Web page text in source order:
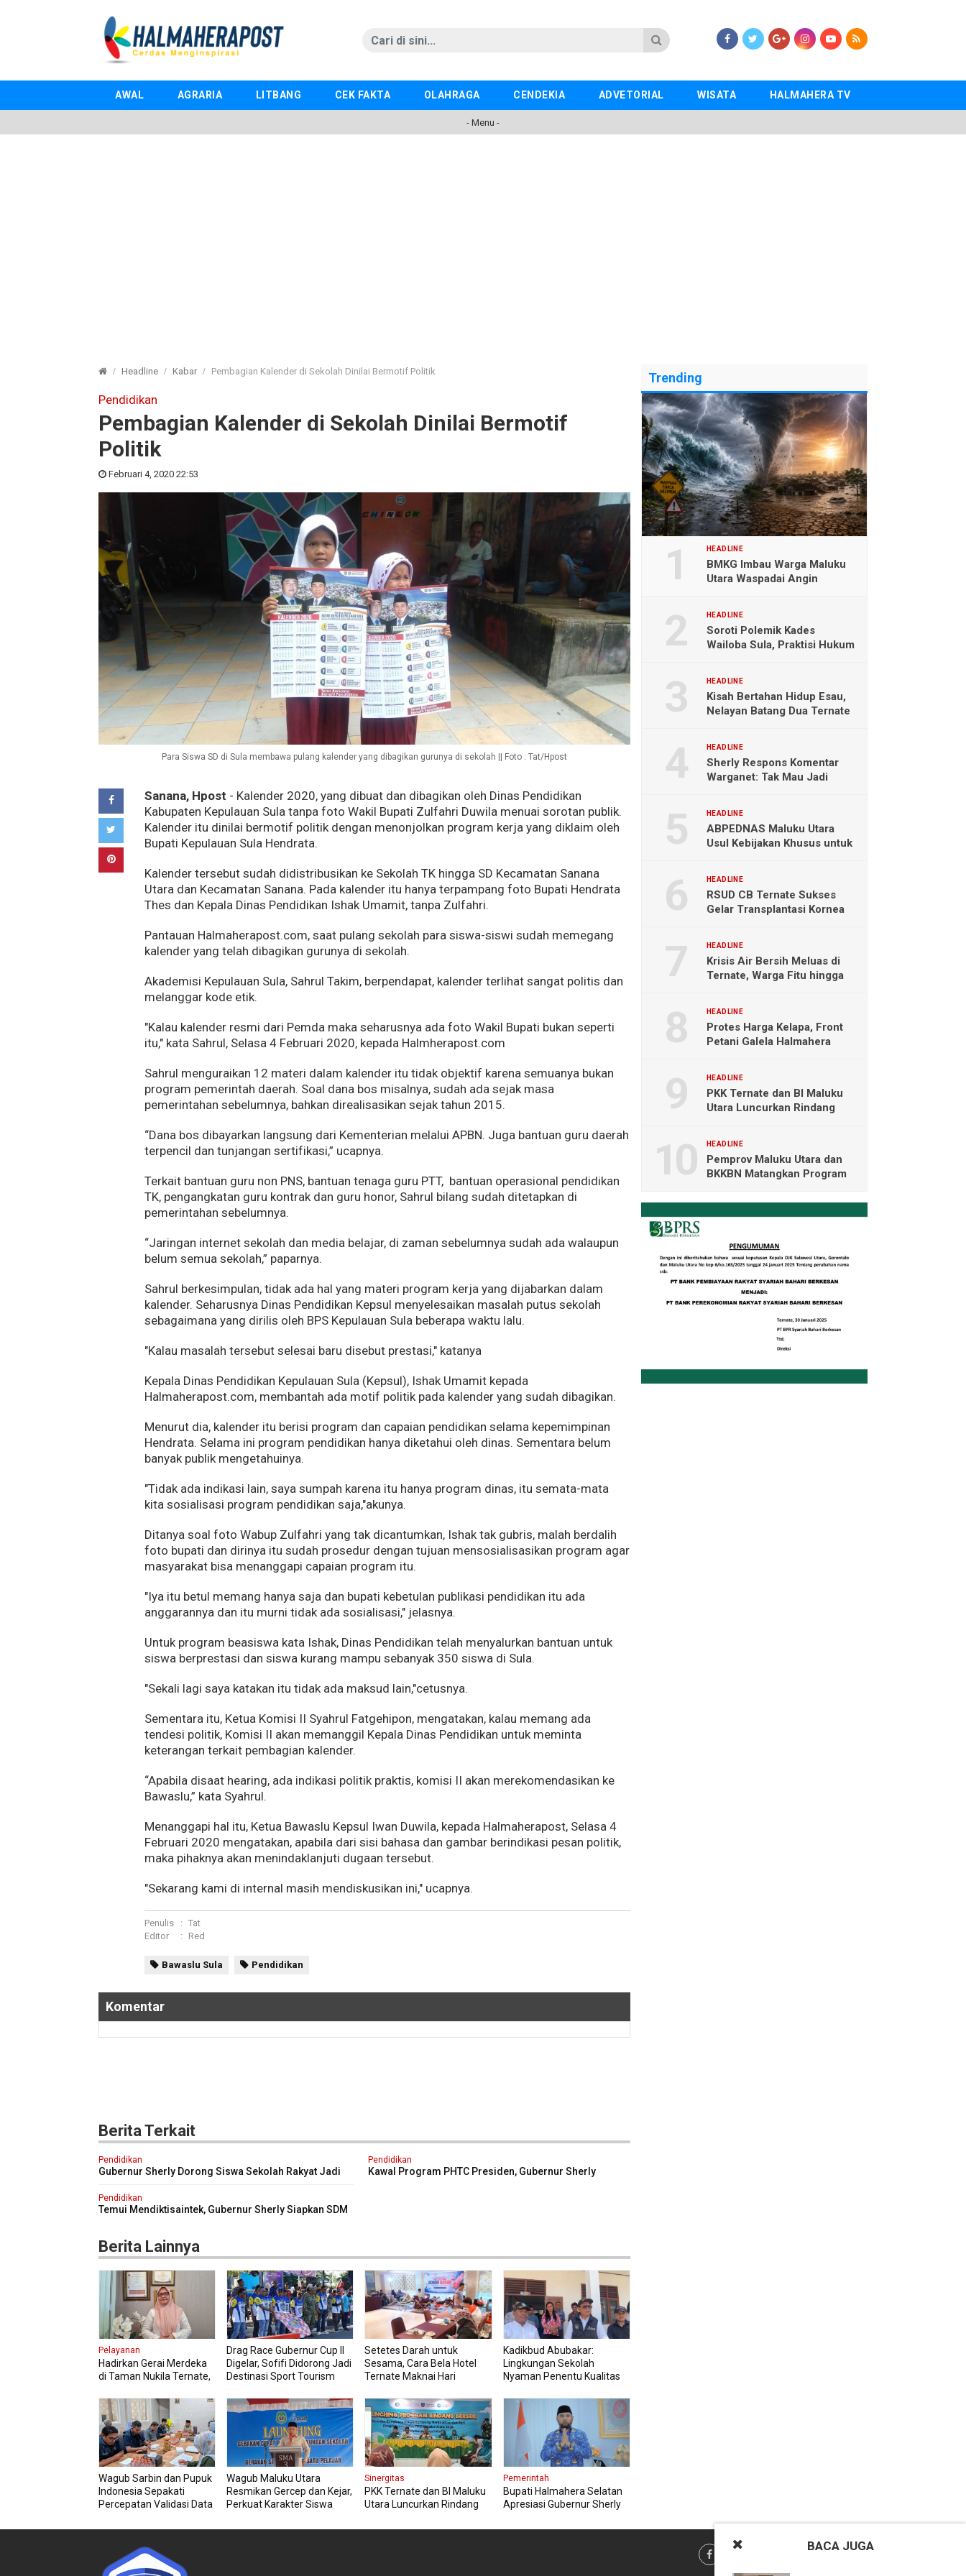
AWAL AGRARIA LITBANG CEK FAKTA OLAHRAGA CENDEKIA ADVETORIAL WISATA HALMAHERA TV
- Menu -
Headline Kabar Pembagian Kalender di Sekolah Dinilai Bermotif Politik
Pendidikan
Pembagian Kalender di Sekolah Dinilai Bermotif
Politik
Februari 4, 2020 22:53
Para Siswa SD di Sula membawa pulang kalender yang dibagikan gurunya di sekolah || Foto : Tat/Hpost
Sanana, Hpost - Kalender 2020, yang dibuat dan dibagikan oleh Dinas Pendidikan
Kabupaten Kepulauan Sula tanpa foto Wakil Bupati Zulfahri Duwila menuai sorotan publik.
Kalender itu dinilai bermotif politik dengan menonjolkan program kerja yang diklaim oleh
Bupati Kepulauan Sula Hendrata.
Kalender tersebut sudah didistribusikan ke Sekolah TK hingga SD Kecamatan Sanana
Utara dan Kecamatan Sanana. Pada kalender itu hanya terpampang foto Bupati Hendrata
Thes dan Kepala Dinas Pendidikan Ishak Umamit, tanpa Zulfahri.
Pantauan Halmaherapost.com, saat pulang sekolah para siswa-siswi sudah memegang
kalender yang telah dibagikan gurunya di sekolah.
Akademisi Kepulauan Sula, Sahrul Takim, berpendapat, kalender terlihat sangat politis dan
melanggar kode etik.
"Kalau kalender resmi dari Pemda maka seharusnya ada foto Wakil Bupati bukan seperti
itu," kata Sahrul, Selasa 4 Februari 2020, kepada Halmherapost.com
Sahrul menguraikan 12 materi dalam kalender itu tidak objektif karena semuanya bukan
program pemerintah daerah. Soal dana bos misalnya, sudah ada sejak masa
pemerintahan sebelumnya, bahkan direalisasikan sejak tahun 2015.
“Dana bos dibayarkan langsung dari Kementerian melalui APBN. Juga bantuan guru daerah
terpencil dan tunjangan sertifikasi,” ucapnya.
Terkait bantuan guru non PNS, bantuan tenaga guru PTT, bantuan operasional pendidikan
TK, pengangkatan guru kontrak dan guru honor, Sahrul bilang sudah ditetapkan di
pemerintahan sebelumnya.
“Jaringan internet sekolah dan media belajar, di zaman sebelumnya sudah ada walaupun
belum semua sekolah,” paparnya.
Sahrul berkesimpulan, tidak ada hal yang materi program kerja yang dijabarkan dalam
kalender. Seharusnya Dinas Pendidikan Kepsul menyelesaikan masalah putus sekolah
sebagaimana yang dirilis oleh BPS Kepulauan Sula beberapa waktu lalu.
"Kalau masalah tersebut selesai baru disebut prestasi," katanya
Kepala Dinas Pendidikan Kepulauan Sula (Kepsul), Ishak Umamit kepada
Halmaherapost.com, membantah ada motif politik pada kalender yang sudah dibagikan.
Menurut dia, kalender itu berisi program dan capaian pendidikan selama kepemimpinan
Hendrata. Selama ini program pendidikan hanya diketahui oleh dinas. Sementara belum
banyak publik mengetahuinya.
"Tidak ada indikasi lain, saya sumpah karena itu hanya program dinas, itu semata-mata
kita sosialisasi program pendidikan saja,"akunya.
Ditanya soal foto Wabup Zulfahri yang tak dicantumkan, Ishak tak gubris, malah berdalih
foto bupati dan dirinya itu sudah prosedur dengan tujuan mensosialisasikan program agar
masyarakat bisa menanggapi capaian program itu.
"Iya itu betul memang hanya saja dan bupati kebetulan publikasi pendidikan itu ada
anggarannya dan itu murni tidak ada sosialisasi," jelasnya.
Untuk program beasiswa kata Ishak, Dinas Pendidikan telah menyalurkan bantuan untuk
siswa berprestasi dan siswa kurang mampu sebanyak 350 siswa di Sula.
"Sekali lagi saya katakan itu tidak ada maksud lain,"cetusnya.
Sementara itu, Ketua Komisi II Syahrul Fatgehipon, mengatakan, kalau memang ada
tendesi politik, Komisi II akan memanggil Kepala Dinas Pendidikan untuk meminta
keterangan terkait pembagian kalender.
“Apabila disaat hearing, ada indikasi politik praktis, komisi II akan merekomendasikan ke
Bawaslu,” kata Syahrul.
Menanggapi hal itu, Ketua Bawaslu Kepsul Iwan Duwila, kepada Halmaherapost, Selasa 4
Februari 2020 mengatakan, apabila dari sisi bahasa dan gambar berindikasi pesan politik,
maka pihaknya akan menindaklanjuti dugaan tersebut.
"Sekarang kami di internal masih mendiskusikan ini," ucapnya.
Penulis :
Tat
Editor
: Red
Bawaslu Sula Pendidikan
Komentar
Berita Terkait
Pendidikan
Gubernur Sherly Dorong Siswa Sekolah Rakyat Jadi
Pendidikan
Kawal Program PHTC Presiden, Gubernur Sherly
Pendidikan
Temui Mendiktisaintek, Gubernur Sherly Siapkan SDM
Berita Lainnya
Pelayanan
Hadirkan Gerai Merdeka
di Taman Nukila Ternate,
Permudah Legalitas
Usaha
Drag Race Gubernur Cup II
Digelar, Sofifi Didorong Jadi
Destinasi Sport Tourism
Setetes Darah untuk
Sesama, Cara Bela Hotel
Ternate Maknai Hari
Kadikbud Abubakar:
Lingkungan Sekolah
Nyaman Penentu Kualitas
Wagub Sarbin dan Pupuk
Indonesia Sepakati
Percepatan Validasi Data
Wagub Maluku Utara
Resmikan Gercep dan Kejar,
Perkuat Karakter Siswa
Sinergitas
PKK Ternate dan BI Maluku
Utara Luncurkan Rindang
Pangan
Pemerintah
Bupati Halmahera Selatan
Apresiasi Gubernur Sherly
Pengadaan Barang dan
Trending
HEADLINE
BMKG Imbau Warga Maluku
Utara Waspadai Angin
HEADLINE
Soroti Polemik Kades
Wailoba Sula, Praktisi Hukum
HEADLINE
Kisah Bertahan Hidup Esau,
Nelayan Batang Dua Ternate
HEADLINE
Sherly Respons Komentar
Warganet: Tak Mau Jadi
HEADLINE
ABPEDNAS Maluku Utara
Usul Kebijakan Khusus untuk
HEADLINE
RSUD CB Ternate Sukses
Gelar Transplantasi Kornea
HEADLINE
Krisis Air Bersih Meluas di
Ternate, Warga Fitu hingga
HEADLINE
Protes Harga Kelapa, Front
Petani Galela Halmahera
HEADLINE
PKK Ternate dan BI Maluku
Utara Luncurkan Rindang
HEADLINE
Pemprov Maluku Utara dan
BKKBN Matangkan Program
BACAJUGA